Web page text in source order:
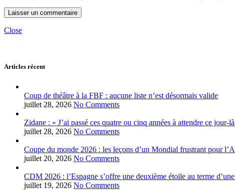
Close
Articles récent
Coup de théâtre à la FBF : aucune liste n’est désormais valide
juillet 28, 2026 No Comments
Zidane : « J’ai passé ces quatre ou cinq années à attendre ce jour-
juillet 28, 2026 No Comments
Coupe du monde 2026 : les leçons d’un Mondial frustrant pour
juillet 20, 2026 No Comments
CDM 2026 : l’Espagne s’offre une deuxième étoile au terme
juillet 19, 2026 No Comments